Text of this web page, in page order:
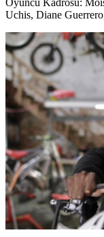
Oyuncu Kadrosu:
Uchis, Diane